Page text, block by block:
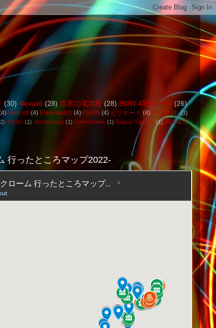
(30) Nexus5 (28) 世界の電気街 (28) BMW 435iクーペ (26)
Nexus9 (4) Pixel Watch (4) Pixel5 (4) ビリヤード (4) Pixel3 XL (3)
401SO (1) Android auto (1) Chromebook (1) Galaxy Tab S8+ (1) JR全線完
行ったところマップ2022-